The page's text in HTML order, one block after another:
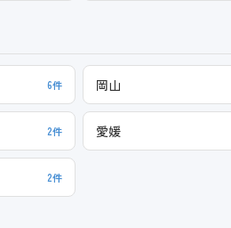
6件 岡山
2件 愛媛
2件